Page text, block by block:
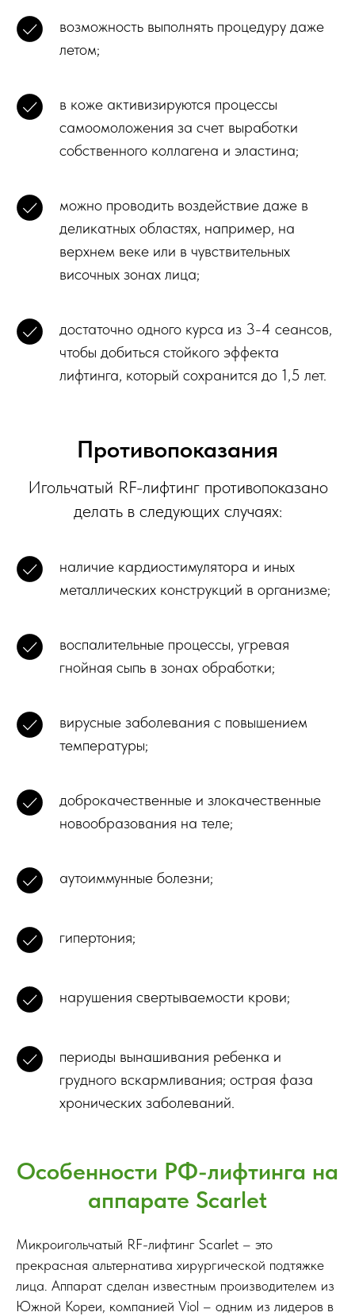
возможность выполнять процедуру даже
летом;
в коже активизируются процессы
самоомоложения за счет выработки
собственного коллагена и эластина;
можно проводить воздействие даже в
деликатных областях, например, на
верхнем веке или в чувствительных
височных зонах лица;
достаточно одного курса из 3-4 сеансов,
чтобы добиться стойкого эффекта
лифтинга, который сохранится до 1,5 лет.
Противопоказания
Игольчатый RF-лифтинг противопоказано
делать в следующих случаях:
наличие кардиостимулятора и иных
металлических конструкций в организме;
воспалительные процессы, угревая
гнойная сыпь в зонах обработки;
вирусные заболевания с повышением
температуры;
доброкачественные и злокачественные
новообразования на теле;
аутоиммунные болезни;
гипертония;
нарушения свертываемости крови;
периоды вынашивания ребенка и
грудного вскармливания; острая фаза
хронических заболеваний.
Особенности РФ-лифтинга на
аппарате Scarlet
Микроигольчатый RF-лифтинг Scarlet – это
прекрасная альтернатива хирургической подтяжке
лица. Аппарат сделан известным производителем из
Южной Кореи, компанией Viol – одним из лидеров в